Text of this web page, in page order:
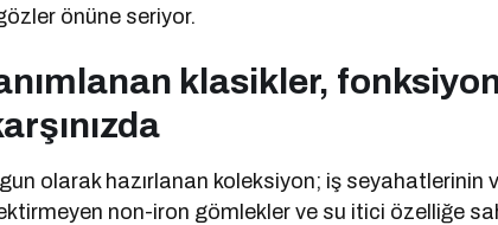
önüne seriyor.
klasikler,
olarak hazırlanan koleksiyon; iş
non-iron gömlekler ve su itici özelliğe